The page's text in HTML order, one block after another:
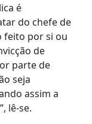
é
do chefe de
feito por si ou
de
parte de
seja
assim a
lê-se.